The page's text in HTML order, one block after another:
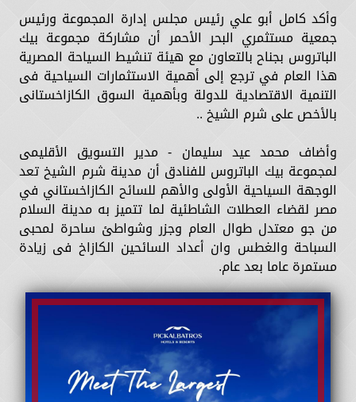
وأكد كامل أبو علي رئيس مجلس إدارة المجموعة ورئيس
جمعية مستثمري البحر الأحمر أن مشاركة مجموعة بيك
الباتروس بجناح بالتعاون مع هيئة تنشيط السياحة المصرية
هذا العام في ترجع إلى أهمية الاستثمارات السياحية فى
التنمية الاقتصادية للدولة وبأهمية السوق الكازاخستانى
بالأخص على شرم الشيخ ..
وأضاف محمد عيد سليمان - مدير التسويق الأقليمى
لمجموعة بيك الباتروس للفنادق أن مدينة شرم الشيخ تعد
الوجهة السياحية الأولى والأهم للسائح الكازاخستاني في
مصر لقضاء العطلات الشاطئية لما تتميز به مدينة السلام
من جو معتدل طوال العام وجزر وشواطئ ساحرة لمحبى
السباحة والغطس وان أعداد السائحين الكازاخ فى زيادة
مستمرة عاما بعد عام.